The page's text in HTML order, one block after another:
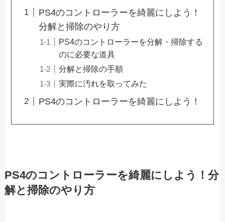
PS4のコントローラーを綺麗にしよう！
分解と掃除のやり方
PS4のコントローラーを分解・掃除する
のに必要な道具
分解と掃除の手順
実際に汚れを取ってみた
PS4のコントローラーを綺麗にしよう！
PS4のコントローラーを綺麗にしよう！分
解と掃除のやり方